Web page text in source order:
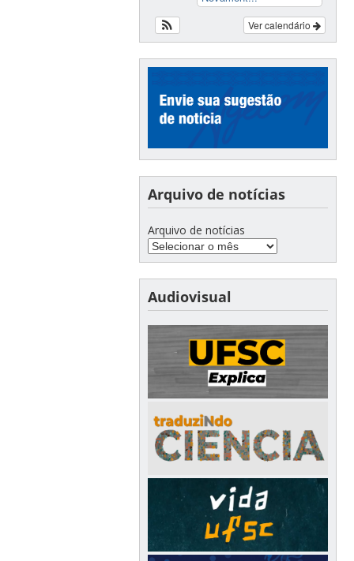
Ver calendário
Arquivo de notícias
Arquivo de notícias
Audiovisual